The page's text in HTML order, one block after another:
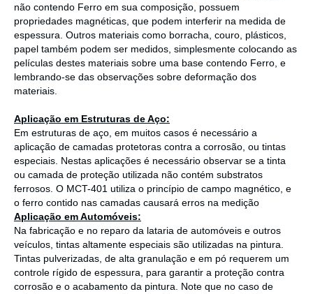
não contendo Ferro em sua composição, possuem
propriedades magnéticas, que podem interferir na medida de
espessura. Outros materiais como borracha, couro, plásticos,
papel também podem ser medidos, simplesmente colocando as
películas destes materiais sobre uma base contendo Ferro, e
lembrando-se das observações sobre deformação dos
materiais.
Aplicação em Estruturas de Aço:
Em estruturas de aço, em muitos casos é necessário a
aplicação de camadas protetoras contra a corrosão, ou tintas
especiais. Nestas aplicações é necessário observar se a tinta
ou camada de proteção utilizada não contém substratos
ferrosos. O MCT-401 utiliza o princípio de campo magnético, e
o ferro contido nas camadas causará erros na medição
Aplicação em Automóveis:
Na fabricação e no reparo da lataria de automóveis e outros
veículos, tintas altamente especiais são utilizadas na pintura.
Tintas pulverizadas, de alta granulação e em pó requerem um
controle rígido de espessura, para garantir a proteção contra
corrosão e o acabamento da pintura. Note que no caso de